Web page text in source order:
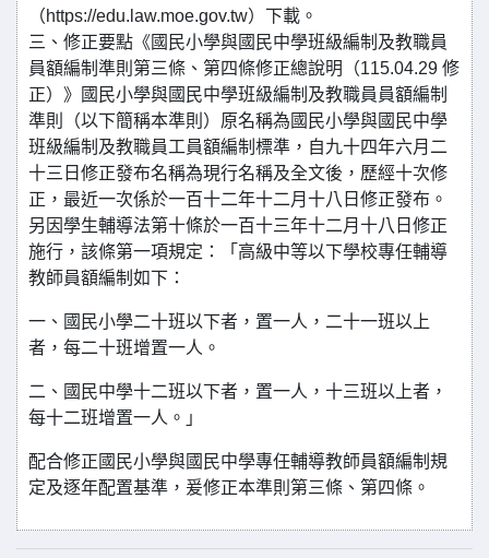
（https://edu.law.moe.gov.tw）下載。
三、修正要點《國民小學與國民中學班級編制及教職員
員額編制準則第三條、第四條修正總說明（115.04.29 修
正）》國民小學與國民中學班級編制及教職員員額編制
準則（以下簡稱本準則）原名稱為國民小學與國民中學
班級編制及教職員工員額編制標準，自九十四年六月二
十三日修正發布名稱為現行名稱及全文後，歷經十次修
正，最近一次係於一百十二年十二月十八日修正發布。
另因學生輔導法第十條於一百十三年十二月十八日修正
施行，該條第一項規定：「高級中等以下學校專任輔導
教師員額編制如下：
一、國民小學二十班以下者，置一人，二十一班以上
者，每二十班增置一人。
二、國民中學十二班以下者，置一人，十三班以上者，
每十二班增置一人。」
配合修正國民小學與國民中學專任輔導教師員額編制規
定及逐年配置基準，爰修正本準則第三條、第四條。